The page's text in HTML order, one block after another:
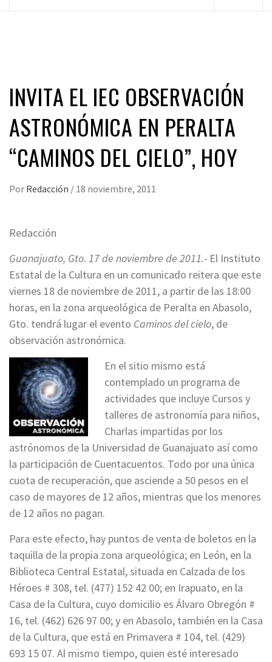
INVITA EL IEC OBSERVACIÓN
ASTRONÓMICA EN PERALTA
“CAMINOS DEL CIELO”, HOY
Por Redacción / 18 noviembre, 2011
Redacción
Guanajuato, Gto. 17 de noviembre de 2011.- El Instituto
Estatal de la Cultura en un comunicado reitera que este
viernes 18 de noviembre de 2011, a partir de las 18:00
horas, en la zona arqueológica de Peralta en Abasolo,
Gto. tendrá lugar el evento Caminos del cielo, de
observación astronómica.
En el sitio mismo está
contemplado un programa de
actividades que incluye Cursos y
talleres de astronomía para niños,
Charlas impartidas por los
astrónomos de la Universidad de Guanajuato así como
la participación de Cuentacuentos. Todo por una única
cuota de recuperación, que asciende a 50 pesos en el
caso de mayores de 12 años, mientras que los menores
de 12 años no pagan.
Para este efecto, hay puntos de venta de boletos en la
taquilla de la propia zona arqueológica; en León, en la
Biblioteca Central Estatal, situada en Calzada de los
Héroes # 308, tel. (477) 152 42 00; en Irapuato, en la
Casa de la Cultura, cuyo domicilio es Álvaro Obregón #
16, tel. (462) 626 97 00; y en Abasolo, también en la Casa
de la Cultura, que está en Primavera # 104, tel. (429)
693 15 07. Al mismo tiempo, quien esté interesado